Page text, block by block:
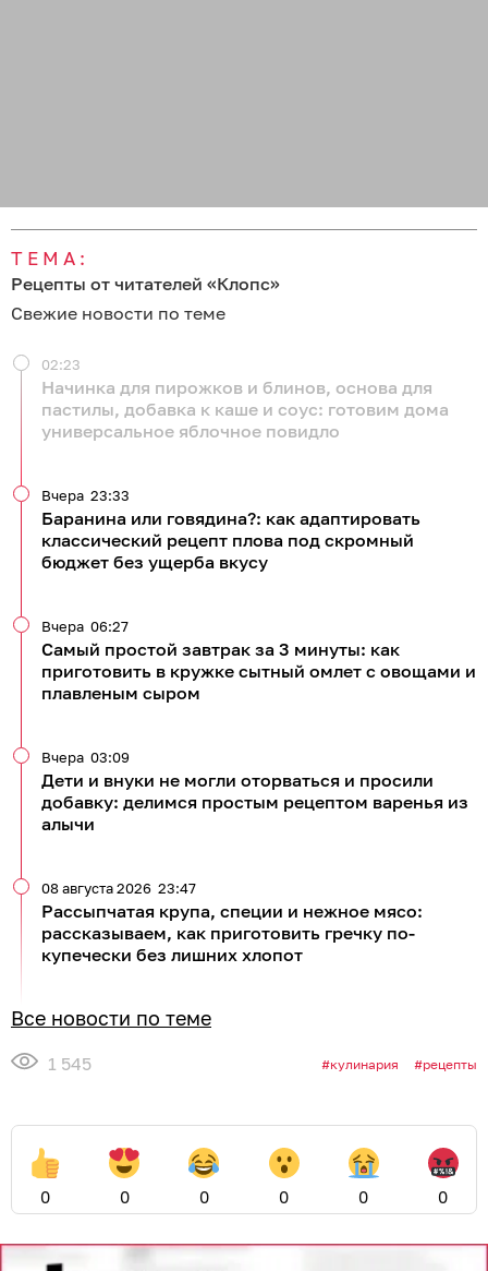
ТЕМА:
Рецепты от читателей «Клопс»
Свежие новости по теме
Начинка для пирожков и блинов, основа для
пастилы, добавка к каше и соус: готовим дома
универсальное яблочное повидло
02:23
Баранина или говядина?: как адаптировать
классический рецепт плова под скромный
бюджет без ущерба вкусу
Вчера 23:33
Самый простой завтрак за 3 минуты: как
приготовить в кружке сытный омлет с овощами и
плавленым сыром
Вчера 06:27
Дети и внуки не могли оторваться и просили
добавку: делимся простым рецептом варенья из
алычи
Вчера 03:09
Рассыпчатая крупа, специи и нежное мясо:
рассказываем, как приготовить гречку по-
купечески без лишних хлопот
08 августа 2026 23:47
Все новости по теме
1 545 кулинария рецепты
0 0 0 0 0 0